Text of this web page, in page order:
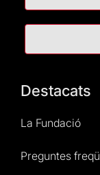
Destacats
La Fundació
Preguntes